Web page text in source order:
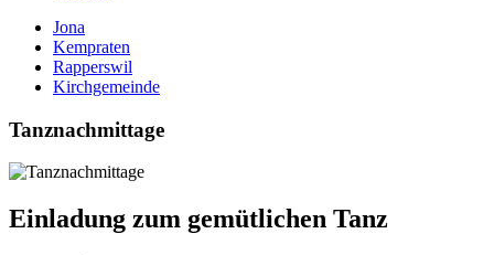
Jona
Kempraten
Rapperswil
Kirchgemeinde
Tanznachmittage
Einladung zum gemütlichen Tanz